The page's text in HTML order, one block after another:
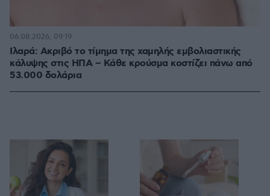
Ιλαρά: Ακριβό το τίμημα της χαμηλής εμβολιαστικής
κάλυψης στις ΗΠΑ – Κάθε κρούσμα κοστίζει πάνω από
53.000 δολάρια
06.08.2026, 09:19